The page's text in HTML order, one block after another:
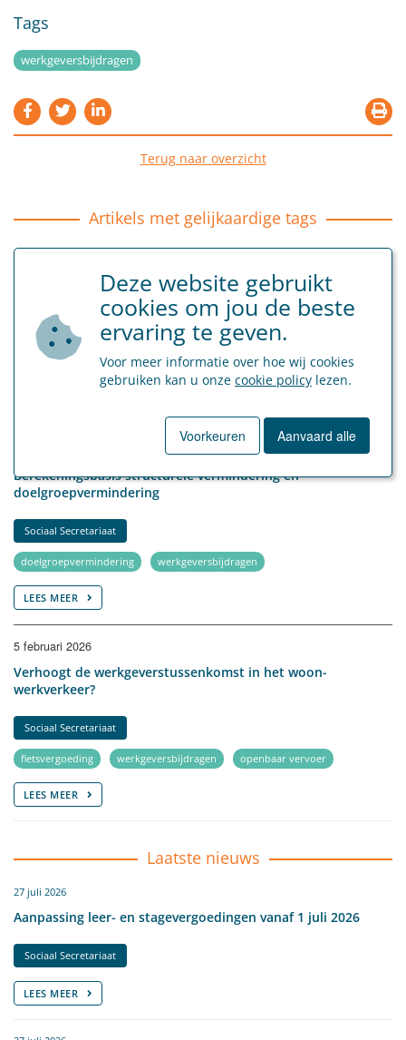
Tags
werkgeversbijdragen
Terug naar overzicht
Artikels met gelijkaardige tags
6 maart 2026
​Aanpassing toepassingsgebied plafonnering RSZ-
werkgeversbijdrage
Sociaal Secretariaat
loonplafond werkgeversbijdragen
Berekeningsbasis structurele vermindering en
doelgroepvermindering
Sociaal Secretariaat
doelgroepvermindering werkgeversbijdragen
LEES MEER
5 februari 2026
Verhoogt de werkgeverstussenkomst in het woon-
werkverkeer?
Sociaal Secretariaat
fietsvergoeding werkgeversbijdragen openbaar vervoer
LEES MEER
Laatste nieuws
27 juli 2026
Aanpassing leer- en stagevergoedingen vanaf 1 juli 2026
Sociaal Secretariaat
LEES MEER
Deze website gebruikt
cookies om jou de beste
ervaring te geven.
Voor meer informatie over hoe wij cookies
gebruiken kan u onze cookie policy lezen.
Voorkeuren Aanvaard alle